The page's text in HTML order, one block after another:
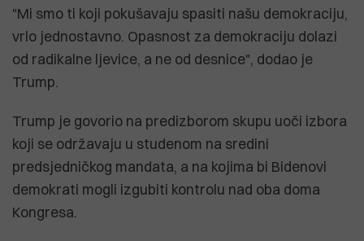
"Mi smo ti koji pokušavaju spasiti našu demokraciju,
vrlo jednostavno. Opasnost za demokraciju dolazi
od radikalne ljevice, a ne od desnice", dodao je
Trump.
Trump je govorio na predizborom skupu uoči izbora
koji se održavaju u studenom na sredini
predsjedničkog mandata, a na kojima bi Bidenovi
demokrati mogli izgubiti kontrolu nad oba doma
Kongresa.